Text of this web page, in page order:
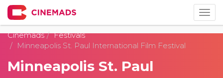
Cinemads
Festivals
Minneapolis St. Paul International Film Festival
Minneapolis St. Paul